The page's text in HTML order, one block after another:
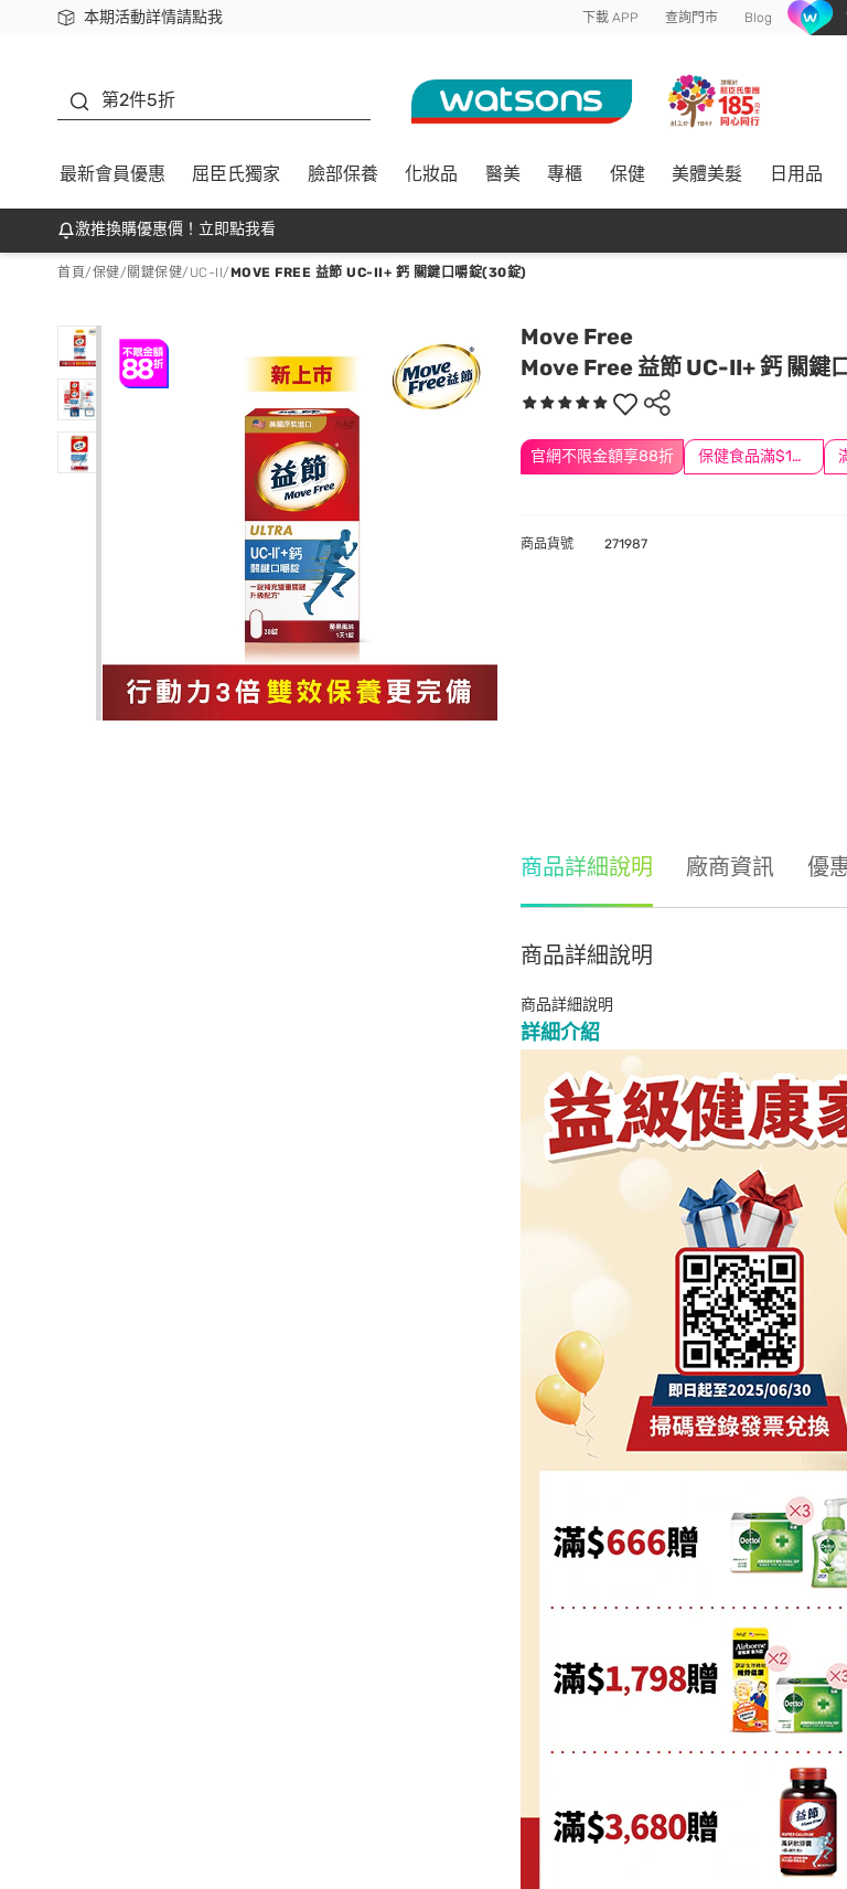
本期活動詳情請點我
下載app最高回饋$350 下載 APP 查詢門市 Blog
第2件5折
最新會員優惠 屈臣氏獨家 臉部保養 化妝品 醫美 專櫃 保健 美體美髮 日用品
激推換購優惠價！立即點我看
首頁/保健/ 關鍵保健/ UC-II/MOVE FREE 益節 UC-II+ 鈣 關鍵口嚼錠(30錠)
Move Free
Move Free 益節 UC-II+ 鈣 關鍵
官網不限金額享88折 保健食品滿$1200送$100
商品貨號 271987
商品詳細說明 廠商資訊 優
商品詳細說明
商品詳細說明
詳細介紹